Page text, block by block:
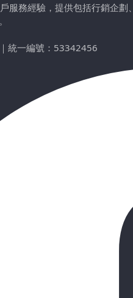
服務經驗，提供包括行銷企
｜ 統一編號：53342456